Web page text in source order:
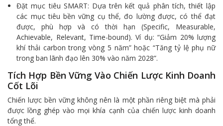
Đặt mục tiêu SMART: Dựa trên kết quả phân tích, thiết lập
các mục tiêu bền vững cụ thể, đo lường được, có thể đạt
được, phù hợp và có thời hạn (Specific, Measurable,
Achievable, Relevant, Time-bound). Ví dụ: “Giảm 20% lượng
khí thải carbon trong vòng 5 năm” hoặc “Tăng tỷ lệ phụ nữ
trong ban lãnh đạo lên 30% vào năm 2028”.
Tích Hợp Bền Vững Vào Chiến Lược Kinh Doanh
Cốt Lõi
Chiến lược bền vững không nên là một phần riêng biệt mà phải
được lồng ghép vào mọi khía cạnh của chiến lược kinh doanh
tổng thể.